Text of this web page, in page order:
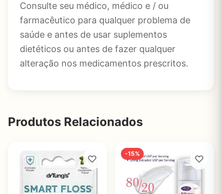
Consulte seu médico, médico e / ou
farmacêutico para qualquer problema de
saúde e antes de usar suplementos
dietéticos ou antes de fazer qualquer
alteração nos medicamentos prescritos.
Produtos Relacionados
-15%